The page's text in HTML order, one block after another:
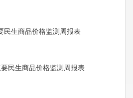
民生商品价格监测周报表
民生商品价格监测周报表